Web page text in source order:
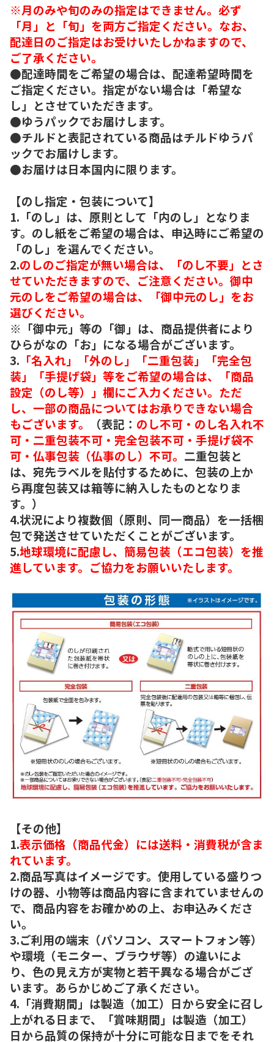
※月のみや旬のみの指定はできません。必ず
「月」と「旬」を両方ご指定ください。なお、
配達日のご指定はお受けいたしかねますので、
ご了承ください。
●配達時間をご希望の場合は、配達希望時間を
ご指定ください。指定がない場合は「希望な
し」とさせていただきます。
●ゆうパックでお届けします。
●チルドと表記されている商品はチルドゆうパ
ックでお届けします。
●お届けは日本国内に限ります。
【のし指定・包装について】
1.「のし」は、原則として「内のし」となりま
す。のし紙をご希望の場合は、申込時にご希望の
「のし」を選んでください。
2.のしのご指定が無い場合は、「のし不要」とさ
せていただきますので、ご注意ください。御中
元のしをご希望の場合は、「御中元のし」をお
選びください。
※「御中元」等の「御」は、商品提供者により
ひらがなの「お」になる場合がございます。
3. 「名入れ」「外のし」「二重包装」「完全包
装」「手提げ袋」等をご希望の場合は、「商品
設定（のし等）」欄にご入力ください。ただ
し、一部の商品についてはお承りできない場合
もございます。
（表記： のし不可・のし名入れ不
可・二重包装不可・完全包装不可・手提げ袋不
可・仏事包装（仏事のし）不可。 二重包装と
は、宛先ラベルを貼付するために、包装の上か
ら再度包装又は箱等に納入したものとなりま
す。）
4.状況により複数個（原則、同一商品）を一括梱
包で発送させていただくことがございます。
5.地球環境に配慮し、簡易包装（エコ包装）を推
進しています。ご協力をお願いいたします。
【その他】
1.表示価格（商品代金）には送料・消費税が含ま
れています。
2.商品写真はイメージです。使用している盛りつ
けの器、小物等は商品内容に含まれていませんの
で、商品内容をお確かめの上、お申込みくださ
い。
3.ご利用の端末（パソコン、スマートフォン等）
や環境（モニター、ブラウザ等）の違いによ
り、色の見え方が実物と若干異なる場合がござ
います。あらかじめご了承ください。
4.「消費期間」は製造（加工）日から安全に召し
上がれる日まで、「賞味期間」は製造（加工）
日から品質の保持が十分に可能な日までをそれ